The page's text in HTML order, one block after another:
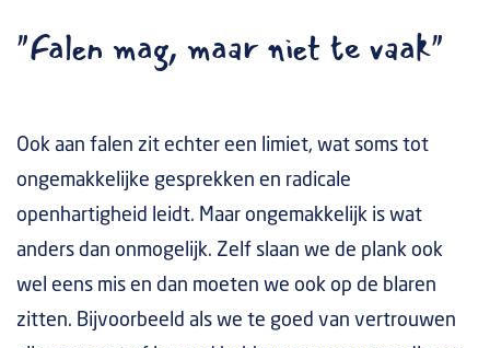
"Falen mag, maar niet te vaak"
Ook aan falen zit echter een limiet, wat soms tot
ongemakkelijke gesprekken en radicale
openhartigheid leidt. Maar ongemakkelijk is wat
anders dan onmogelijk. Zelf slaan we de plank ook
wel eens mis en dan moeten we ook op de blaren
zitten. Bijvoorbeeld als we te goed van vertrouwen